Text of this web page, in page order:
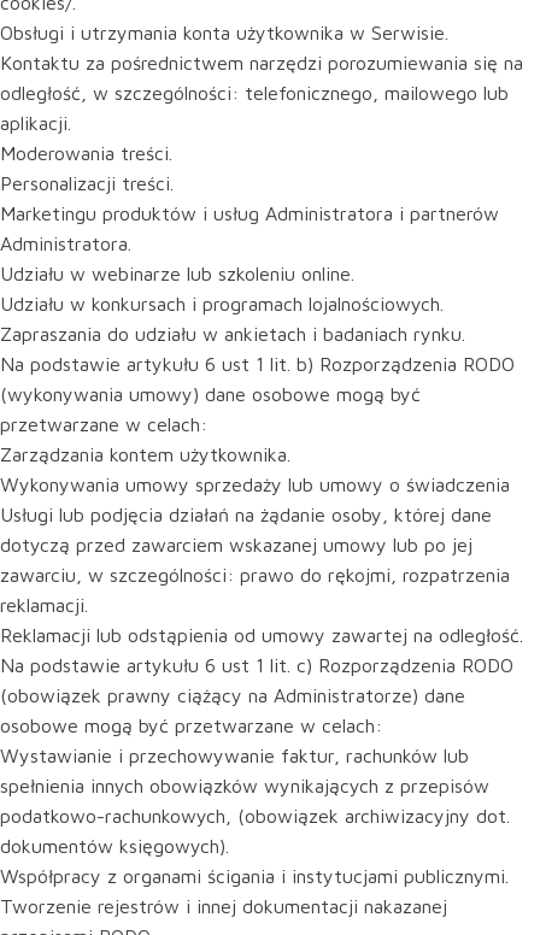
Obsługi i utrzymania konta użytkownika w Serwisie.
Kontaktu za pośrednictwem narzędzi porozumiewania się na
odległość, w szczególności: telefonicznego, mailowego lub
aplikacji.
Moderowania treści.
Personalizacji treści.
Marketingu produktów i usług Administratora i partnerów
Administratora.
Udziału w webinarze lub szkoleniu online.
Udziału w konkursach i programach lojalnościowych.
Zapraszania do udziału w ankietach i badaniach rynku.
Na podstawie artykułu 6 ust 1 lit. b) Rozporządzenia RODO
(wykonywania umowy) dane osobowe mogą być
przetwarzane w celach:
Zarządzania kontem użytkownika.
Wykonywania umowy sprzedaży lub umowy o świadczenia
Usługi lub podjęcia działań na żądanie osoby, której dane
dotyczą przed zawarciem wskazanej umowy lub po jej
zawarciu, w szczególności: prawo do rękojmi, rozpatrzenia
reklamacji.
Reklamacji lub odstąpienia od umowy zawartej na odległość.
Na podstawie artykułu 6 ust 1 lit. c) Rozporządzenia RODO
(obowiązek prawny ciążący na Administratorze) dane
osobowe mogą być przetwarzane w celach:
Wystawianie i przechowywanie faktur, rachunków lub
spełnienia innych obowiązków wynikających z przepisów
podatkowo-rachunkowych, (obowiązek archiwizacyjny dot.
dokumentów księgowych).
Współpracy z organami ścigania i instytucjami publicznymi.
Tworzenie rejestrów i innej dokumentacji nakazanej